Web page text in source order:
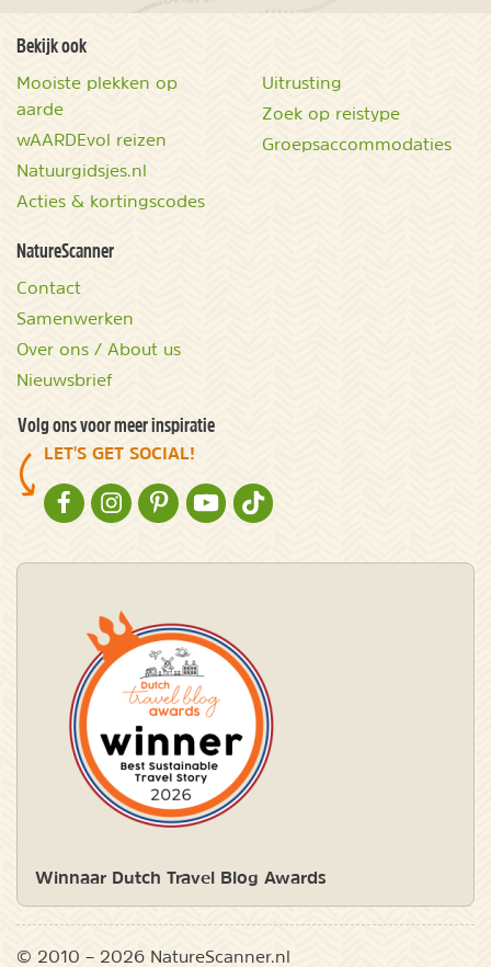
Bekijk ook
Mooiste plekken op
aarde
wAARDEvol reizen
Natuurgidsjes.nl
Acties & kortingscodes
Uitrusting
Zoek op reistype
Groepsaccommodaties
NatureScanner
Contact
Samenwerken
Over ons / About us
Nieuwsbrief
Volg ons voor meer inspiratie
LET'S GET SOCIAL!
NATURESCANNER OP FACEBOOK
NATURESCANNER OP INSTAGRAM
NATURESCANNER OP PINTEREST
NATURESCANNER OP YOUTUBE
NATURESCANNER OP TIKTOK
Winnaar Dutch Travel Blog Awards
© 2010 – 2026 NatureScanner.nl